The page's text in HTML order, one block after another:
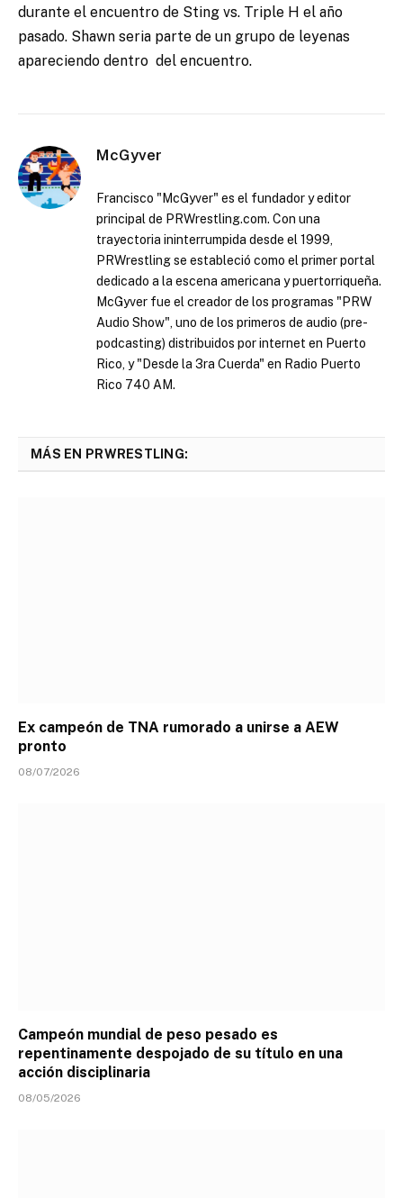
durante el encuentro de Sting vs. Triple H el año
pasado. Shawn seria parte de un grupo de leyenas
apareciendo dentro del encuentro.
McGyver
Francisco "McGyver" es el fundador y editor
principal de PRWrestling.com. Con una
trayectoria ininterrumpida desde el 1999,
PRWrestling se estableció como el primer portal
dedicado a la escena americana y puertorriqueña.
McGyver fue el creador de los programas "PRW
Audio Show", uno de los primeros de audio (pre-
podcasting) distribuidos por internet en Puerto
Rico, y "Desde la 3ra Cuerda" en Radio Puerto
Rico 740 AM.
MÁS EN PRWRESTLING:
Ex campeón de TNA rumorado a unirse a AEW
pronto
08/07/2026
Campeón mundial de peso pesado es
repentinamente despojado de su título en una
acción disciplinaria
08/05/2026